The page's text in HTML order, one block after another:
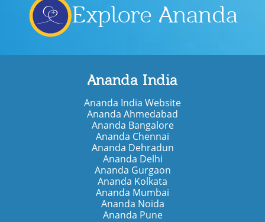
Explore Ananda
Ananda India
Ananda India Website
Ananda Ahmedabad
Ananda Bangalore
Ananda Chennai
Ananda Dehradun
Ananda Delhi
Ananda Gurgaon
Ananda Kolkata
Ananda Mumbai
Ananda Noida
Ananda Pune